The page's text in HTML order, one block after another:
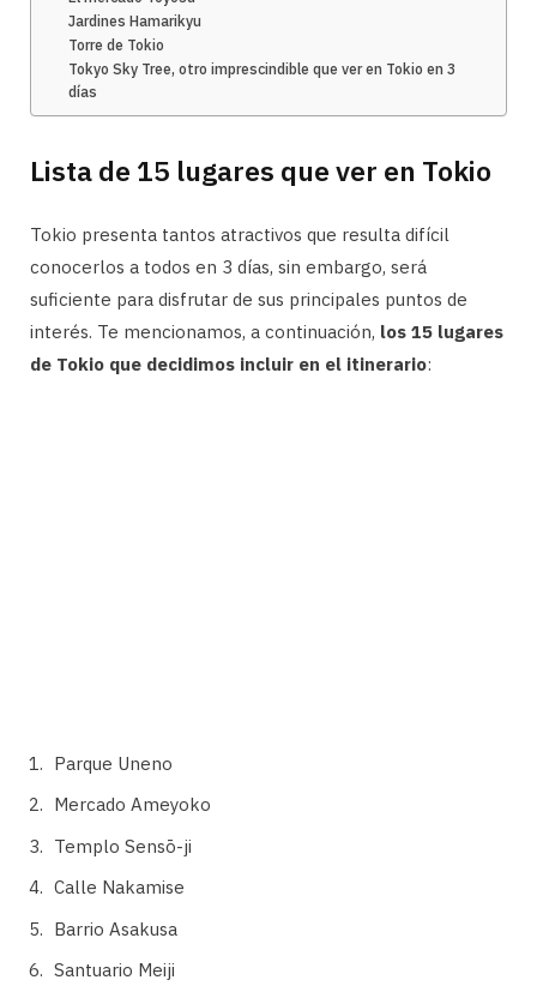
Jardines Hamarikyu
Torre de Tokio
Tokyo Sky Tree, otro imprescindible que ver en Tokio en 3
días
Lista de 15 lugares que ver en Tokio
Tokio presenta tantos atractivos que resulta difícil
conocerlos a todos en 3 días, sin embargo, será
suficiente para disfrutar de sus principales puntos de
interés. Te mencionamos, a continuación, los 15 lugares
de Tokio que decidimos incluir en el itinerario:
Parque Uneno
Mercado Ameyoko
Templo Sensō-ji
Calle Nakamise
Barrio Asakusa
Santuario Meiji